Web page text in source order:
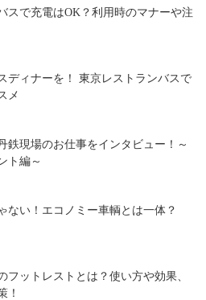
スで充電はOK？利用時のマナーや注
ディナーを！ 東京レストランバスで
メ
鉄現場のお仕事をインタビュー！～
ト編～
ない！エコノミー車輌とは一体？
フットレストとは？使い方や効果、
！